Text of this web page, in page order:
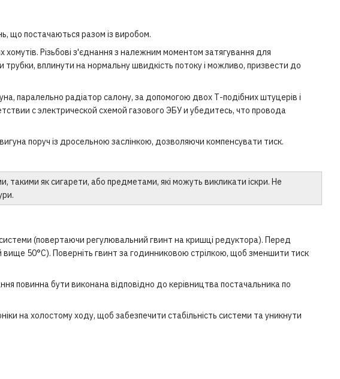
що постачаються разом із виробом.
хомутів. Різьбові з'єднання з належним моментом затягування для
вплинути на нормальну швидкість потоку і можливо, призвести до
паралельно радіатор салону, за допомогою двох Т-подібних штуцерів і
с электрической схемой газового ЭБУ и убедитесь, что провода
поруч із дросельною заслінкою, дозволяючи компенсувати тиск.
як сигарети, або предметами, які можуть викликати іскри. Не
(повертаючи регулювальний гвинт на кришці редуктора). Перед
50°С). Поверніть гвинт за годинниковою стрілкою, щоб зменшити тиск
повинна бути виконана відповідно до керівництва постачальника по
на холостому ходу, щоб забезпечити стабільність системи та уникнути